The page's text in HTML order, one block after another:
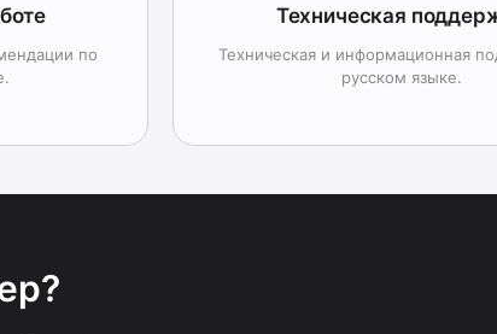
по
Техническая
Техническая и информационная
русском языке.